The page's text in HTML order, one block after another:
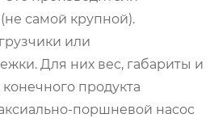
самой крупной).
или
Для них вес, габариты и
продукта
поршневой насос